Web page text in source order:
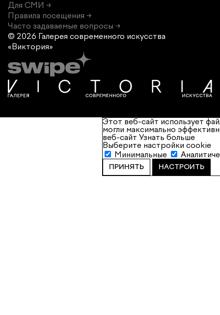
Для СМИ →
Правила посещения →
Часто задаваемые вопросы →
© 2026 Галерея современного искусства
«Виктория»
Этот веб-сайт использует
могли максимально
веб-сайт Узнать больше
Выберите настройки cookie
Минимальные
ПРИНЯТЬ НАСТРОИТЬ